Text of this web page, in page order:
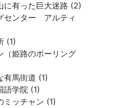
に有った巨大迷路 (2)
センター アルティ
(1)
（姫路のボーリング
有馬街道 (1)
語学院 (1)
ミッチャン (1)